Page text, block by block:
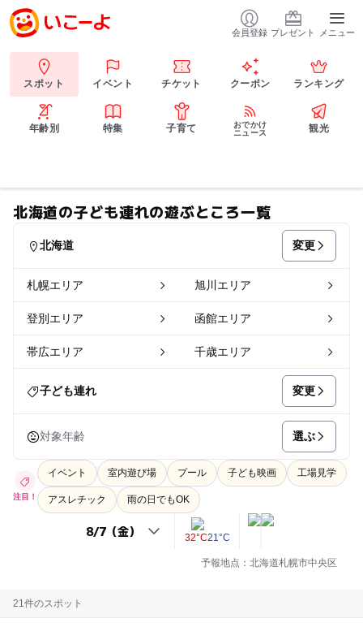
会員登録 プレゼント メニュー
スポット イベント チケット クーポン ランキング
年齢別 特集 子育て
おでかけ
ニュース
観光
北海道の子ども連れの遊ぶところ一覧
北海道 変更
札幌エリア 旭川エリア
登別エリア 函館エリア
帯広エリア 千歳エリア
子ども連れ 変更
対象年齢 選ぶ
注目！
イベント 室内遊び場 プール 子ども映画 工場見学
アスレチック 雨の日でもOK
32°C21°C
予報地点：北海道札幌市中央区
21件のスポット